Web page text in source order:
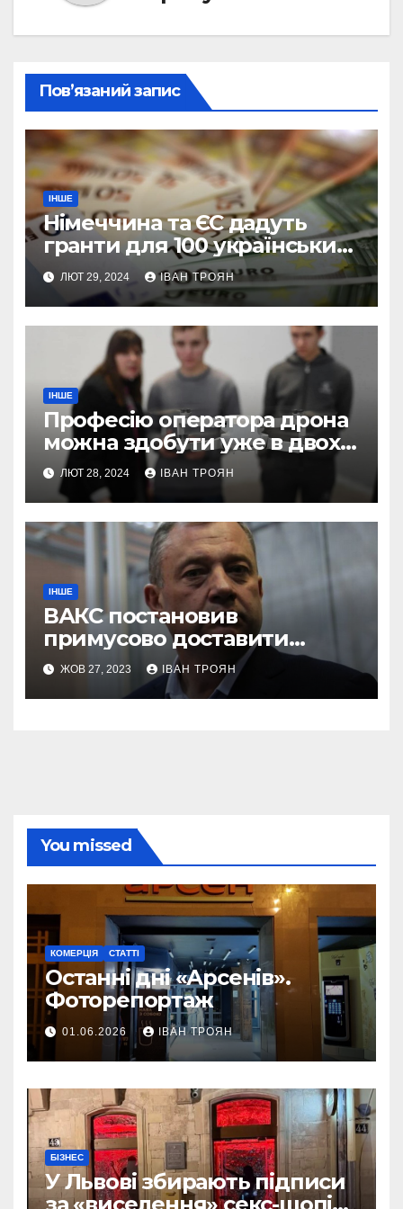
Пов’язаний запис
ІНШЕ
Німеччина та ЄС дадуть
гранти для 100 українських
підприємств
ЛЮТ 29, 2024 ІВАН ТРОЯН
ІНШЕ
Професію оператора дрона
можна здобути уже в двох
профтехах Львівщини
ЛЮТ 28, 2024 ІВАН ТРОЯН
ІНШЕ
ВАКС постановив
примусово доставити
Дубневича до суду
ЖОВ 27, 2023 ІВАН ТРОЯН
You missed
КОМЕРЦІЯ СТАТТІ
Останні дні «Арсенів».
Фоторепортаж
01.06.2026 ІВАН ТРОЯН
БІЗНЕС
У Львові збирають підписи